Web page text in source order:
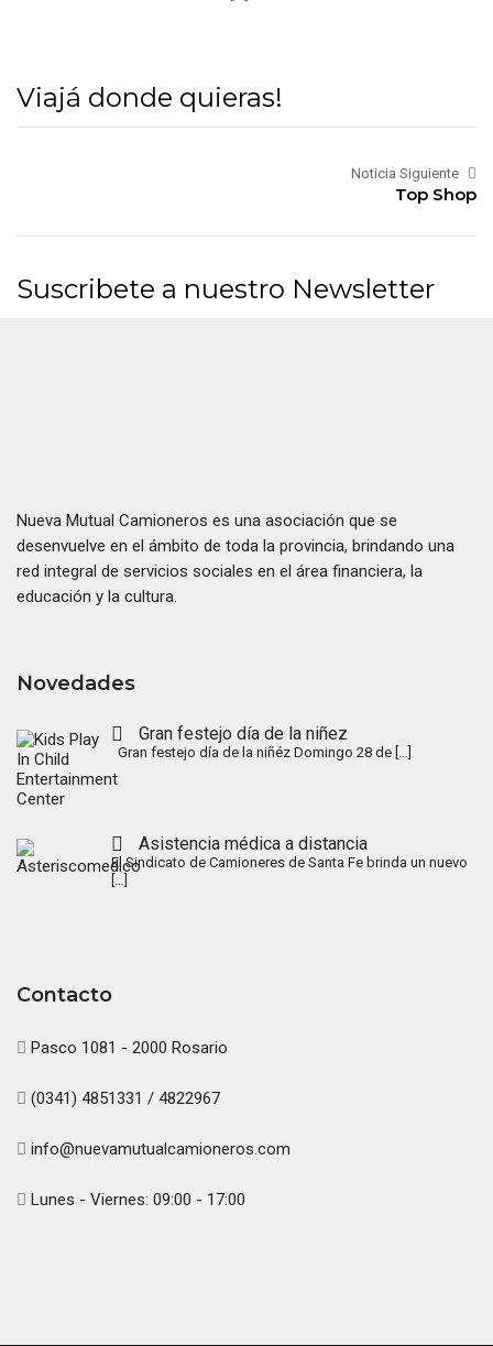
Viajá donde quieras!
Noticia Siguiente
Top Shop
Suscribete a nuestro Newsletter
Nueva Mutual Camioneros es una asociación que se
desenvuelve en el ámbito de toda la provincia, brindando una
red integral de servicios sociales en el área financiera, la
educación y la cultura.
Novedades
Gran festejo día de la niñez
Gran festejo día de la niñéz Domingo 28 de […]
Asistencia médica a distancia
El Sindicato de Camioneres de Santa Fe brinda un nuevo
[…]
Contacto
Pasco 1081 - 2000 Rosario
(0341) 4851331 / 4822967
info@nuevamutualcamioneros.com
Lunes - Viernes: 09:00 - 17:00